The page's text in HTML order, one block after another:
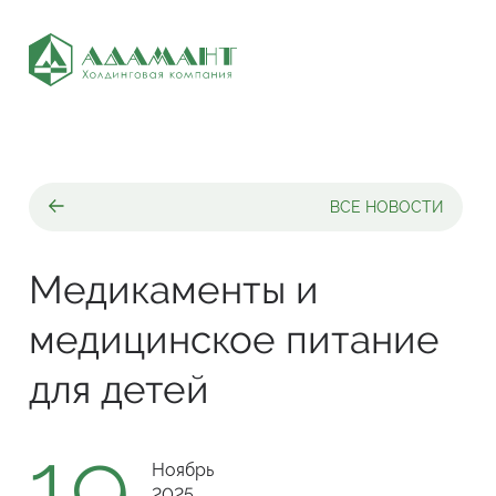
ВСЕ НОВОСТИ
Медикаменты и
медицинское питание
для детей
Ноябрь